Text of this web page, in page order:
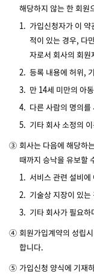
해당하지 않는 한 회원
1. 가입신청자가 이
적이 있는 경우, 다
자로서 회사의 회
2. 등록 내용에 허위,
3. 만 14세 미만의 아동
4. 다른 사람의 명의
5. 기타 회사 소정의
③ 회사는 다음에 해당하
때까지 승낙을 유보할
1. 서비스 관련 설비에
2. 기술상 지장이 있는
3. 기타 회사가 필요
④ 회원가입계약의 성립
합니다.
⑤ 가입신청 양식에 기재